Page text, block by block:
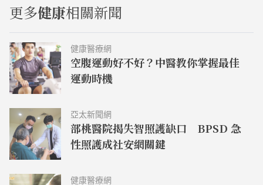
更多健康相關新聞
健康醫療網
空腹運動好不好？中醫教你掌握最佳
運動時機
亞太新聞網
部桃醫院揭失智照護缺口 BPSD 急
性照護成社安網關鍵
健康醫療網